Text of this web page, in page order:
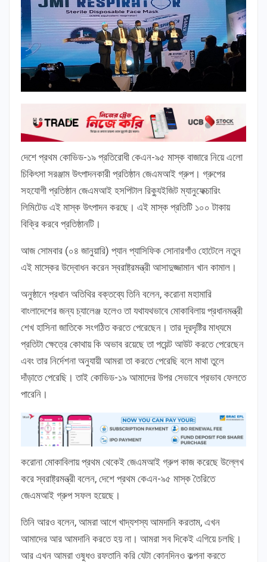
দেশে প্রথম কোভিড-১৯ প্রতিরোধী কেএন-৯৫ মাস্ক বাজারে নিয়ে এলো
চিকিৎসা সরঞ্জাম উৎপাদনকারী প্রতিষ্ঠান জেএমআই গ্রুপ। গ্রুপের
সহযোগী প্রতিষ্ঠান জেএমআই হসপিটাল রিক্যুইজিট ম্যানুফেক্চারিং
লিমিটেড এই মাস্ক উৎপাদন করছে। এই মাস্ক প্রতিটি ১০০ টাকায়
বিক্রি করবে প্রতিষ্ঠানটি।
আজ সোমবার (০৪ জানুয়ারি) প্যান প্যাসিফিক সোনারগাঁও হোটেলে নতুন
এই মাস্কের উদ্বোধন করেন স্বরাষ্ট্রমন্ত্রী আসাদুজ্জামান খান কামাল।
অনুষ্ঠানে প্রধান অতিথির বক্তব্যে তিনি বলেন, করোনা মহামারি
বাংলাদেশের জন্য চ্যালেঞ্জ হলেও তা যথাযথভাবে মোকাবিলায় প্রধানমন্ত্রী
শেখ হাসিনা জাতিকে সংগঠিত করতে পেরেছেন। তার দূরদৃষ্টির মাধ্যমে
প্রতিটা ক্ষেত্রে কোথায় কি অভাব রয়েছে তা পয়েন্ট আউট করতে পেরেছেন
এবং তার নির্দেশনা অনুযায়ী আমরা তা করতে পেরেছি বলে মাথা তুলে
দাঁড়াতে পেরেছি। তাই কোভিড-১৯ আমাদের উপর সেভাবে প্রভাব ফেলতে
পারেনি।
করোনা মোকাবিলায় প্রথম থেকেই জেএমআই গ্রুপ কাজ করেছে উল্লেখ
করে স্বরাষ্ট্রমন্ত্রী বলেন, দেশে প্রথম কেএন-৯৫ মাস্ক তৈরিতে
জেএমআই গ্রুপ সফল হয়েছে।
তিনি আরও বলেন, আমরা আগে খাদ্যশস্য আমদানি করতাম, এখন
আমাদের আর আমদানি করতে হয় না। আমরা সব দিকেই এগিয়ে চলছি।
আর এখন আমরা ওষুধও রফতানি করি যেটা কোনদিনও কল্পনা করতে